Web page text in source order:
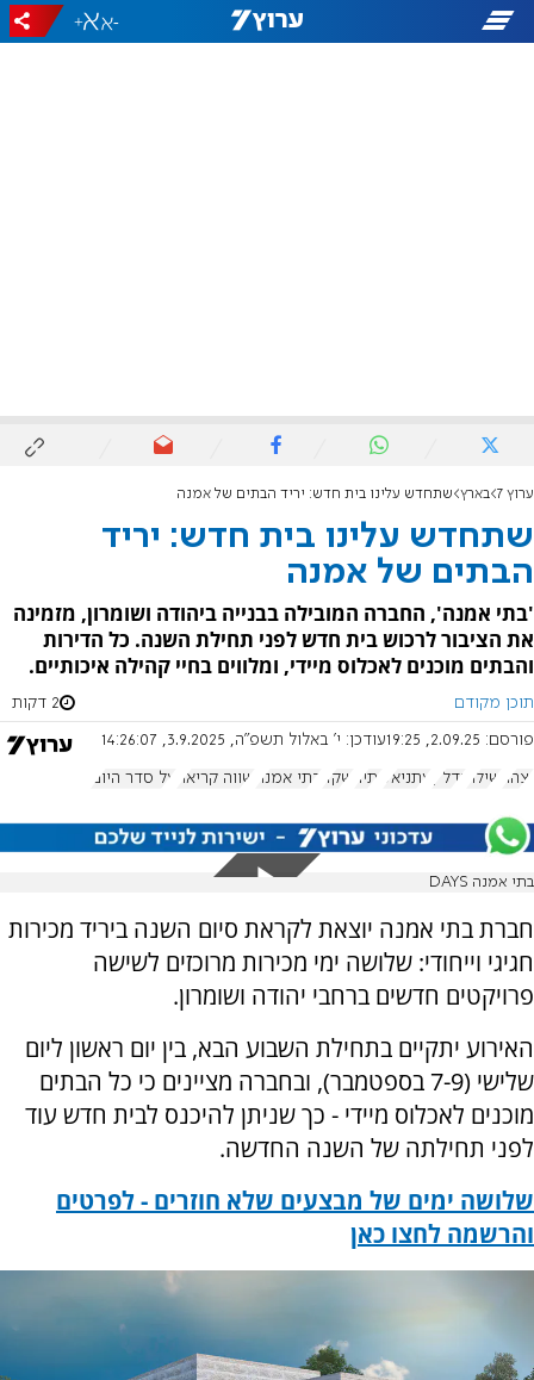
-
+
ערוץ 7 בארץ שתחדש עלינו בית חדש: יריד הבתים של אמנה
שתחדש עלינו בית חדש: יריד
הבתים של אמנה
'בתי אמנה', החברה המובילה בבנייה ביהודה ושומרון, מזמינה
את הציבור לרכוש בית חדש לפני תחילת השנה. כל הדירות
והבתים מוכנים לאכלוס מיידי, ומלווים בחיי קהילה איכותיים.
תוכן מקודם 2 דקות
פורסם: 2.09.25, 19:25 עודכן: י' באלול תשפ"ה, 3.9.2025, 14:26:07
יצהר שילה נדל"ן עתניאל יתיר שקד בתי אמנה שווה קריאה על סדר היום
בתי אמנה DAYS
חברת בתי אמנה יוצאת לקראת סיום השנה ביריד מכירות
חגיגי וייחודי: שלושה ימי מכירות מרוכזים לשישה
פרויקטים חדשים ברחבי יהודה ושומרון.
האירוע יתקיים בתחילת השבוע הבא, בין יום ראשון ליום
שלישי (7-9 בספטמבר), ובחברה מציינים כי כל הבתים
מוכנים לאכלוס מיידי - כך שניתן להיכנס לבית חדש עוד
לפני תחילתה של השנה החדשה.
שלושה ימים של מבצעים שלא חוזרים - לפרטים
והרשמה לחצו כאן